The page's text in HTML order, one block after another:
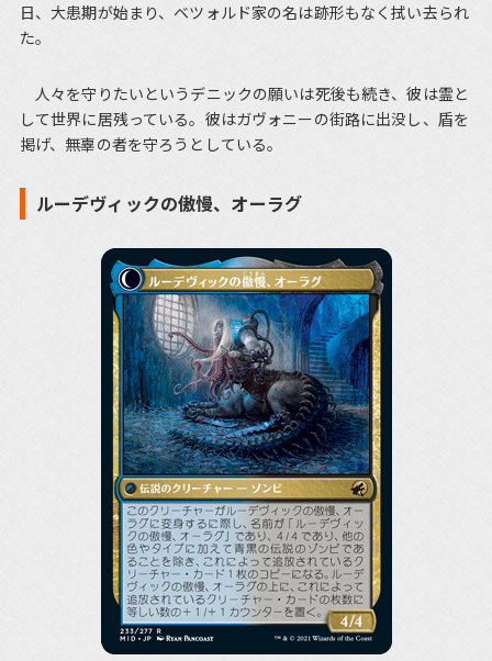
日、大患期が始まり、ベツォルド家の名は跡形もなく拭い去られ
た。
人々を守りたいというデニックの願いは死後も続き、彼は霊と
して世界に居残っている。彼はガヴォニーの街路に出没し、盾を
掲げ、無辜の者を守ろうとしている。
ルーデヴィックの傲慢、オーラグ